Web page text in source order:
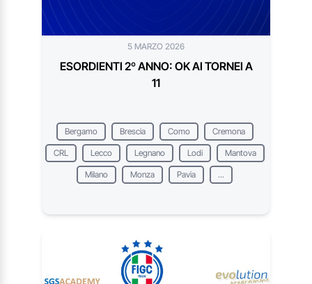
5 MARZO 2026
ESORDIENTI 2º ANNO: OK AI TORNEI A
11
Bergamo Brescia Como Cremona
CRL Lecco Legnano Lodi Mantova
Milano Monza Pavia ...